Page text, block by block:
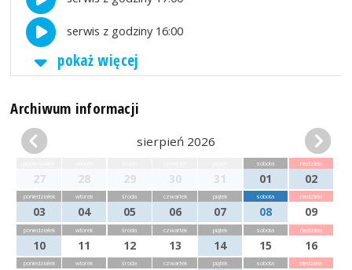
serwis z godziny 16:00
pokaż więcej
Archiwum informacji
sierpień 2026
27 28 29 30 31
sobota
01
niedziela
02
poniedziałek
03
wtorek
04
środa
05
czwartek
06
piątek
07
sobota
08
niedziela
09
poniedziałek
10
wtorek
11
środa
12
czwartek
13
piątek
14
sobota
15
niedziela
16
poniedziałek wtorek środa czwartek piątek sobota niedziela